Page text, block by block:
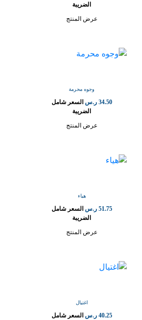
الضريبة
عرض المنتج
وجوه محرمة
34.50 ر.س السعر شامل
الضريبة
عرض المنتج
هياء
51.75 ر.س السعر شامل
الضريبة
عرض المنتج
اغتيال
40.25 ر.س السعر شامل